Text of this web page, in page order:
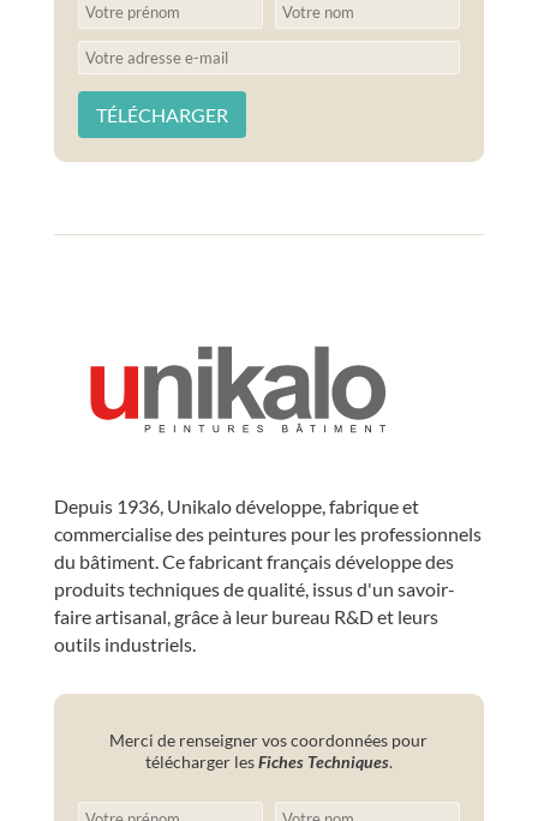
Depuis 1936, Unikalo développe, fabrique et
commercialise des peintures pour les professionnels
du bâtiment. Ce fabricant français développe des
produits techniques de qualité, issus d'un savoir-
faire artisanal, grâce à leur bureau R&D et leurs
outils industriels.
Merci de renseigner vos coordonnées pour
télécharger lesFiches Techniques.